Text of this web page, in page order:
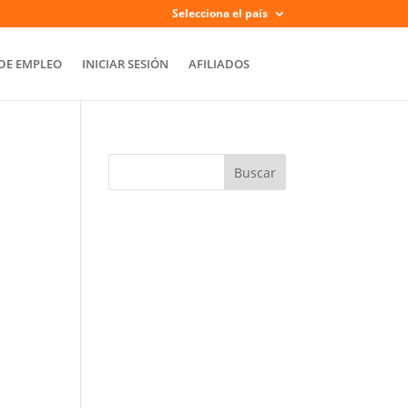
Selecciona el país
EMPLEO INICIAR SESIÓN AFILIADOS